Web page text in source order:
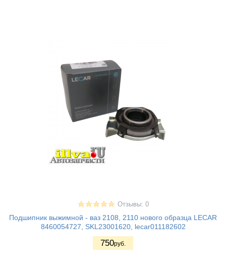
Отзывы: 0
Подшипник выжимной - ваз 2108, 2110 нового образца LECAR
8460054727, SKL23001620, lecar011182602
750руб.